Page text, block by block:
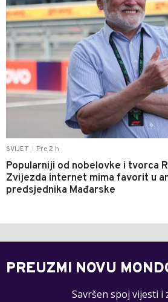
SVIJET Pre 2 h
Popularniji od nobelovke i tvorca
Zvijezda internet mima favorit u
predsjednika Mađarske
PREUZMI NOVU
Savršen spoj vijesti i